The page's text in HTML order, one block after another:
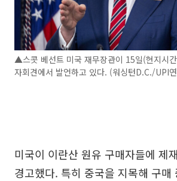
▲스콧 베선트 미국 재무장관이 15일(현지시
자회견에서 발언하고 있다. (워싱턴D.C./UPI
미국이 이란산 원유 구매자들에 제
경고했다. 특히 중국을 지목해 구매